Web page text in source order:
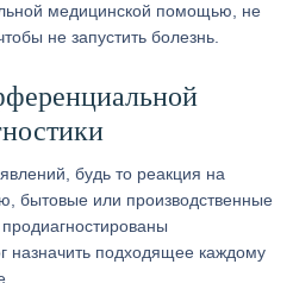
медицинской помощью, не
не запустить болезнь.
будь то реакция на
бытовые или производственные
назначить подходящее каждому